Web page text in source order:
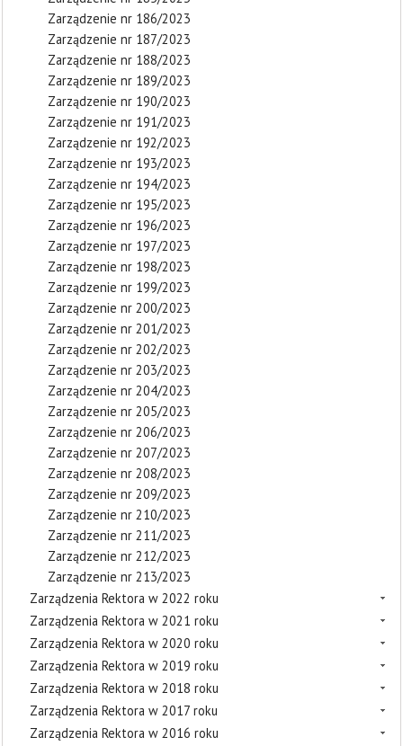
Zarządzenie nr 186/2023
Zarządzenie nr 187/2023
Zarządzenie nr 188/2023
Zarządzenie nr 189/2023
Zarządzenie nr 190/2023
Zarządzenie nr 191/2023
Zarządzenie nr 192/2023
Zarządzenie nr 193/2023
Zarządzenie nr 194/2023
Zarządzenie nr 195/2023
Zarządzenie nr 196/2023
Zarządzenie nr 197/2023
Zarządzenie nr 198/2023
Zarządzenie nr 199/2023
Zarządzenie nr 200/2023
Zarządzenie nr 201/2023
Zarządzenie nr 202/2023
Zarządzenie nr 203/2023
Zarządzenie nr 204/2023
Zarządzenie nr 205/2023
Zarządzenie nr 206/2023
Zarządzenie nr 207/2023
Zarządzenie nr 208/2023
Zarządzenie nr 209/2023
Zarządzenie nr 210/2023
Zarządzenie nr 211/2023
Zarządzenie nr 212/2023
Zarządzenie nr 213/2023
Zarządzenia Rektora w 2022 roku
Zarządzenia Rektora w 2021 roku
Zarządzenia Rektora w 2020 roku
Zarządzenia Rektora w 2019 roku
Zarządzenia Rektora w 2018 roku
Zarządzenia Rektora w 2017 roku
Zarządzenia Rektora w 2016 roku